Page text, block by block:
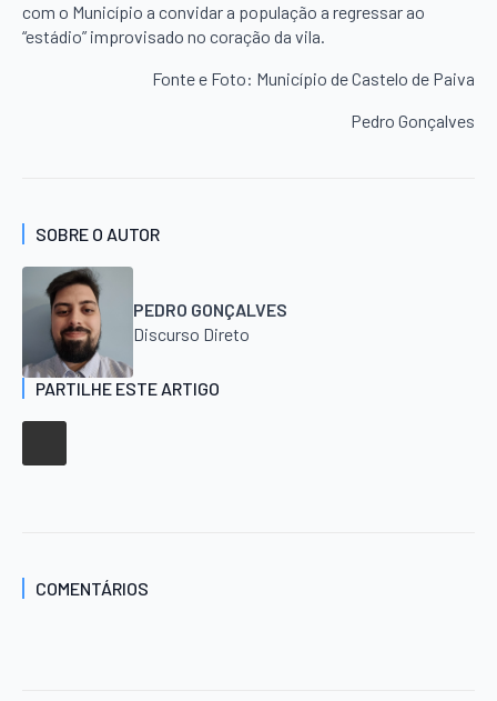
com o Município a convidar a população a regressar ao
“estádio” improvisado no coração da vila.
Fonte e Foto: Município de Castelo de Paiva
Pedro Gonçalves
SOBRE O AUTOR
PEDRO GONÇALVES
Discurso Direto
PARTILHE ESTE ARTIGO
COMENTÁRIOS